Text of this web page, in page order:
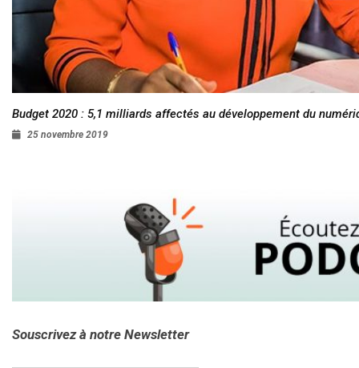
Budget 2020 : 5,1 milliards affectés au développement du
25 novembre 2019
Souscrivez à notre Newsletter